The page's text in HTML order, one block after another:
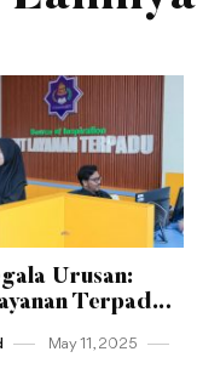
Urusan:
Terpadu
May 11 , 2025